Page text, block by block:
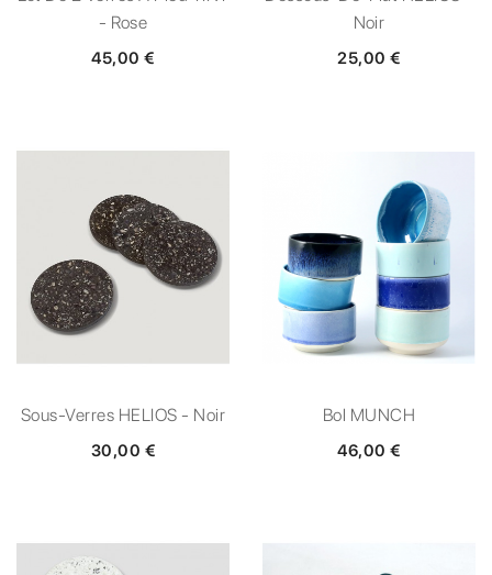
- Rose
45,00 €
Noir
25,00 €
Sous-Verres HELIOS - Noir
30,00 €
Bol MUNCH
46,00 €